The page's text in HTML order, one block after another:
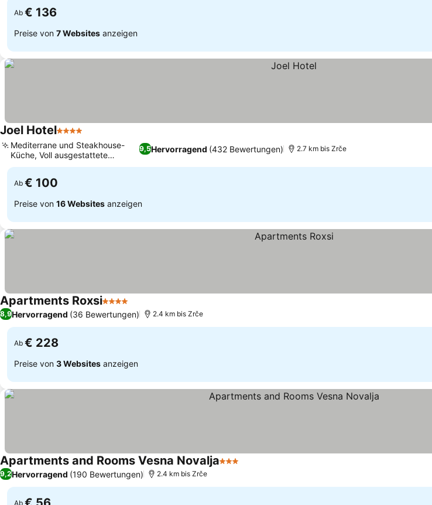
Ab € 136
Preise von 7 Websites anzeigen
Joel Hotel4 Sterne
9,5Hervorragend (432 Bewertungen)
Mediterrane und Steakhouse-
Küche, Voll ausgestattete
Küchenzeilen
2.7 km bis Zrče
Ab € 100
Preise von 16 Websites anzeigen
Apartments Roxsi4 Sterne
8,9Hervorragend (36 Bewertungen) 2.4 km bis Zrče
Ab € 228
Preise von 3 Websites anzeigen
Apartments and Rooms Vesna Novalja3 Sterne
9,2Hervorragend (190 Bewertungen) 2.4 km bis Zrče
Ab